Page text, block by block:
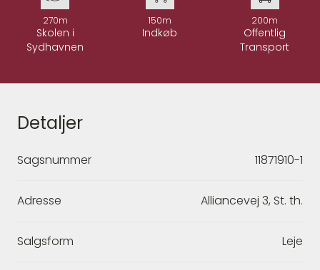
270m
Skolen i
Sydhavnen
150m
Indkøb
200m
Offentlig
Transport
Detaljer
Sagsnummer 11871910-1
Adresse Alliancevej 3, St. th.
Salgsform Leje